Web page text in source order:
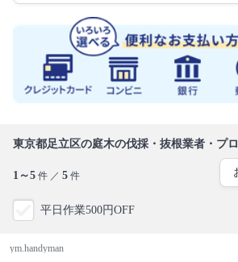
東京都足立区の庭木の伐採・抜根業者・プロ
1～5 件 ／ 5 件
平日作業500円OFF
ym.handyman